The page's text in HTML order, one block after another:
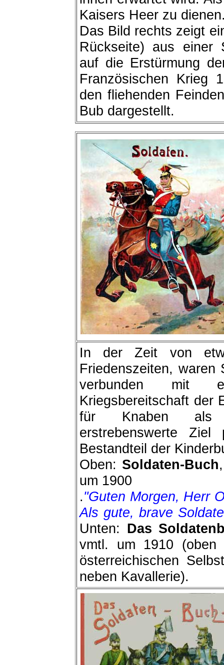
Kaisers Heer zu
Das Bild rechts zeigt
Rückseite) aus einer
auf die Erstürmung
Französischen Krieg
den fliehenden
Bub dargestellt.
In der Zeit von
Friedenszeiten, waren
verbunden mit
Kriegsbereitschaft der
für Knaben als
erstrebenswerte
Bestandteil der
Oben: Soldaten-Buch
um 1900
."Guten Morgen, Herr
Als gute, brave
Unten: Das
vmtl. um 1910
österreichischen
neben Kavallerie).